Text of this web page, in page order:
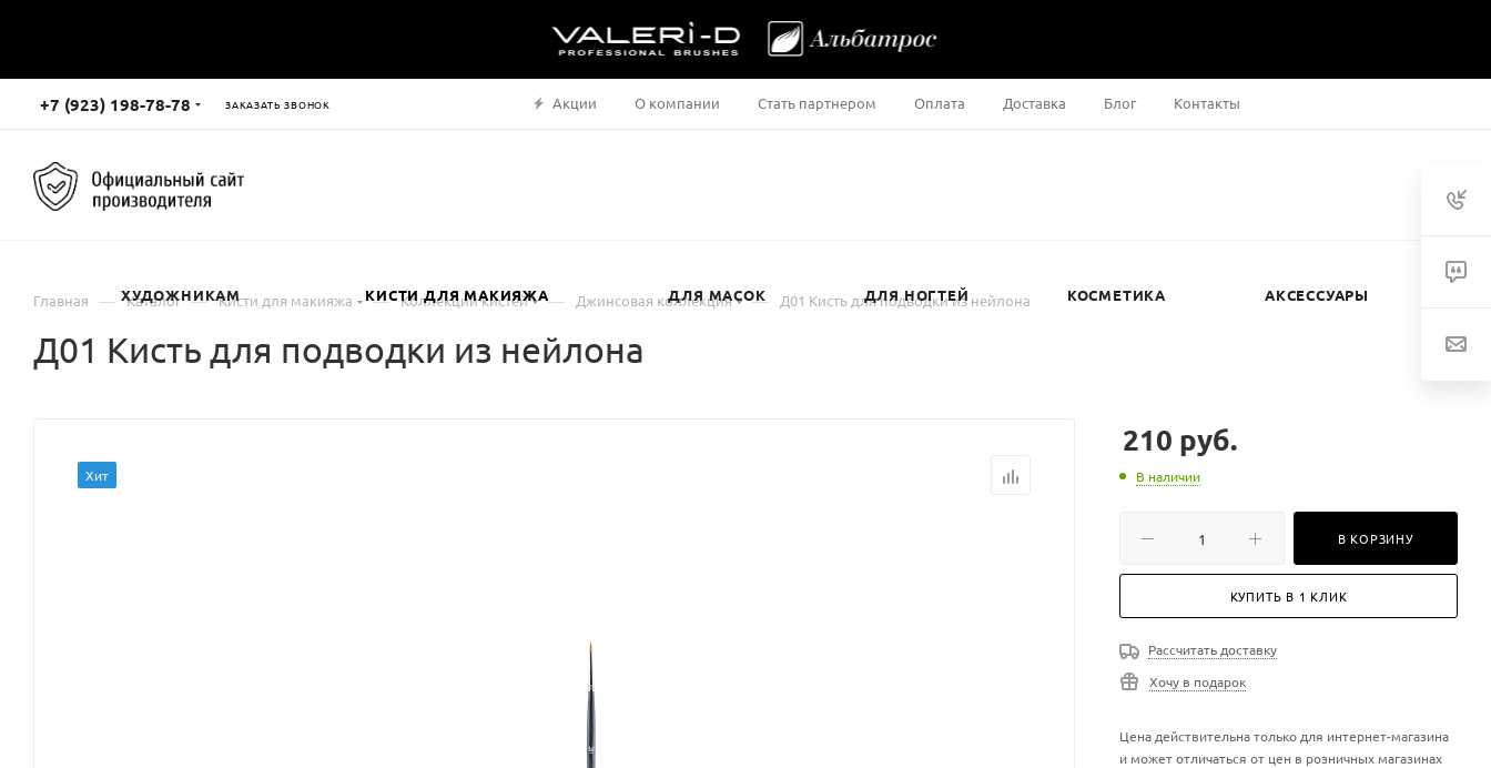
+7 (923) 198-78-78 ЗАКАЗАТЬ ЗВОНОК Акции О компании Стать партнером Оплата Доставка Блог Контакты
ХУДОЖНИКАМ КИСТИ ДЛЯ МАКИЯЖА ДЛЯ МАСОК ДЛЯ НОГТЕЙ КОСМЕТИКА АКСЕССУАРЫ
Главная — Каталог — Кисти для макияжа — Коллекции кистей — Джинсовая коллекция — Д01 Кисть для подводки из нейлона
Д01 Кисть для подводки из нейлона
Хит
210 руб.
В наличии
В КОРЗИНУ
КУПИТЬ В 1 КЛИК
Рассчитать доставку
Хочу в подарок
Цена действительна только для интернет-магазина
и может отличаться от цен в розничных магазинах